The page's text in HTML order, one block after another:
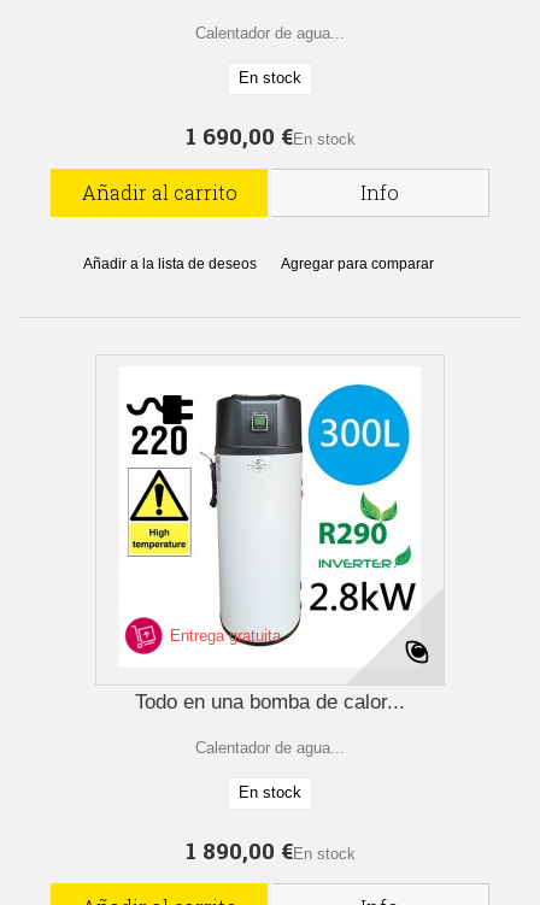
Calentador de agua...
En stock
1 690,00 €En stock
Añadir al carrito Info
Añadir a la lista de deseos Agregar para comparar
Entrega gratuita
Todo en una bomba de calor...
Calentador de agua...
En stock
1 890,00 €En stock